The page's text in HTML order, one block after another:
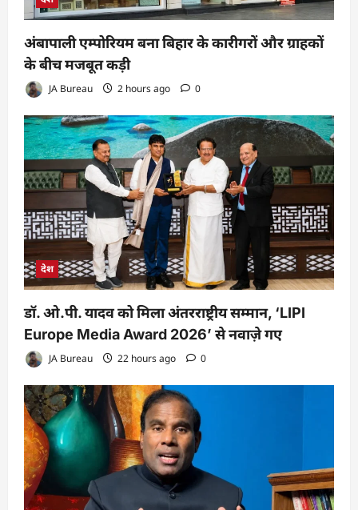
अंबापाली एम्पोरियम बना बिहार के कारीगरों और ग्राहकों
के बीच मजबूत कड़ी
JA Bureau 2 hours ago 0
देश
डॉ. ओ.पी. यादव को मिला अंतरराष्ट्रीय सम्मान, ‘LIPI
Europe Media Award 2026’ से नवाज़े गए
JA Bureau 22 hours ago 0